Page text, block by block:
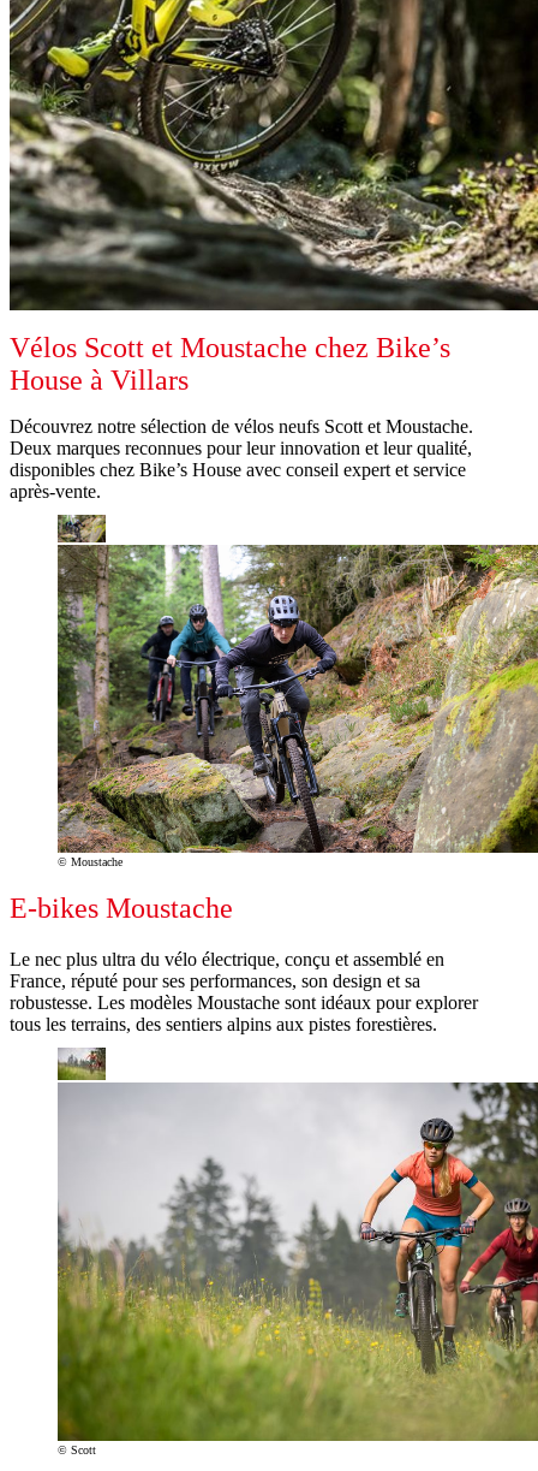
Vélos Scott et Moustache chez Bike’s
House à Villars
Découvrez notre sélection de vélos neufs Scott et Moustache.
Deux marques reconnues pour leur innovation et leur qualité,
disponibles chez Bike’s House avec conseil expert et service
après-vente.
© Moustache
E-bikes Moustache
Le nec plus ultra du vélo électrique, conçu et assemblé en
France, réputé pour ses performances, son design et sa
robustesse. Les modèles Moustache sont idéaux pour explorer
tous les terrains, des sentiers alpins aux pistes forestières.
© Scott